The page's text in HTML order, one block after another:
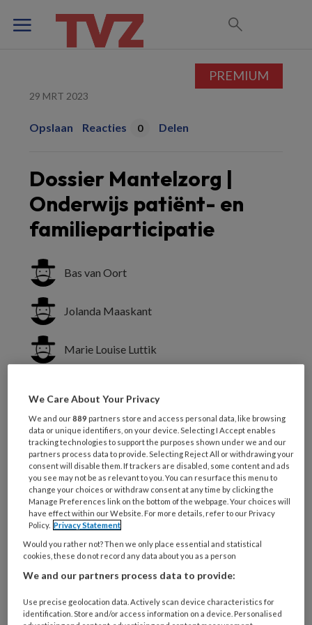
29 MRT 2023
Opslaan Reacties 0 Delen
Dossier Mantelzorg |
Onderwijs patiënt- en
familieparticipatie
Bas van Oort
Jolanda Maaskant
Marie Louise Luttik
Samenwerking tussen
zorgprofessionals, patiënten en
familie wordt steeds belangrijker en
vraagt om een andere rol van
verpleegkundigen. Het hiervoor
ontwikkelde onderwijsprogramma
Patiënt- en Familieparticipatie blijkt de
benodigde competenties te
versterken.
PREMIUM
We Care About Your Privacy
We and our889 partners store and access personal data, like browsing
data or unique identifiers, on your device. Selecting I Accept enables
tracking technologies to support the purposes shown under we and our
partners process data to provide. Selecting Reject All or withdrawing your
consent will disable them. If trackers are disabled, some content and ads
you see may not be as relevant to you. You can resurface this menu to
change your choices or withdraw consent at any time by clicking the
Manage Preferences link on the bottom of the webpage. Your choices will
have effect within our Website. For more details, refer to our Privacy
Policy. Privacy Statement
Would you rather not? Then we only place essential and statistical
cookies, these do not record any data about you as a person
We and our partners process data to provide:
Use precise geolocation data. Actively scan device characteristics for
identification. Store and/or access information on a device. Personalised